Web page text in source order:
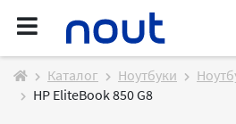
Каталог Ноутбуки
HP EliteBook 850 G8